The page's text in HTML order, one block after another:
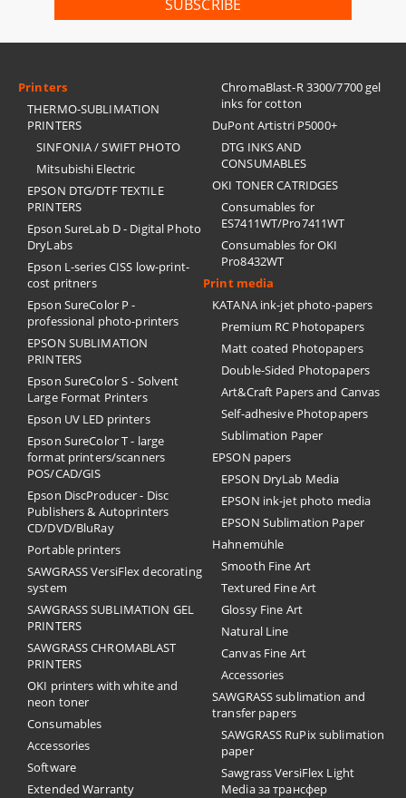
Printers
THERMO-SUBLIMATION
PRINTERS
SINFONIA / SWIFT PHOTO
Mitsubishi Electric
EPSON DTG/DTF TEXTILE
PRINTERS
Epson SureLab D - Digital Photo
DryLabs
Epson L-series CISS low-print-
cost pritners
Epson SureColor P -
professional photo-printers
EPSON SUBLIMATION
PRINTERS
Epson SureColor S - Solvent
Large Format Printers
Epson UV LED printers
Epson SureColor T - large
format printers/scanners
POS/CAD/GIS
Epson DiscProducer - Disc
Publishers & Autoprinters
CD/DVD/BluRay
Portable printers
SAWGRASS VersiFlex decorating
system
SAWGRASS SUBLIMATION GEL
PRINTERS
SAWGRASS CHROMABLAST
PRINTERS
OKI printers with white and
neon toner
Consumables
Accessories
Software
Extended Warranty
ChromaBlast-R 3300/7700 gel
inks for cotton
DuPont Artistri P5000+
DTG INKS AND
CONSUMABLES
OKI TONER CATRIDGES
Consumables for
ES7411WT/Pro7411WT
Consumables for OKI
Pro8432WT
Print media
KATANA ink-jet photo-papers
Premium RC Photopapers
Matt coated Photopapers
Double-Sided Photopapers
Art&Craft Papers and Canvas
Self-adhesive Photopapers
Sublimation Paper
EPSON papers
EPSON DryLab Media
EPSON ink-jet photo media
EPSON Sublimation Paper
Hahnemühle
Smooth Fine Art
Textured Fine Art
Glossy Fine Art
Natural Line
Canvas Fine Art
Accessories
SAWGRASS sublimation and
transfer papers
SAWGRASS RuPix sublimation
paper
Sawgrass VersiFlex Light
Media за трансфер